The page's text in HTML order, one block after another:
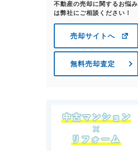
不動産の売却に関するお悩み
は弊社にご相談ください！
売却サイトへ
無料売却査定